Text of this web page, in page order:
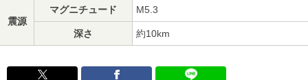
震源
マグニチュード M5.3
深さ 約10km